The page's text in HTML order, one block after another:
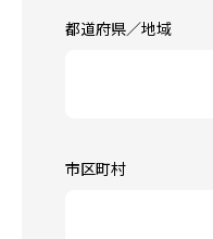
都道府県／地域
市区町村